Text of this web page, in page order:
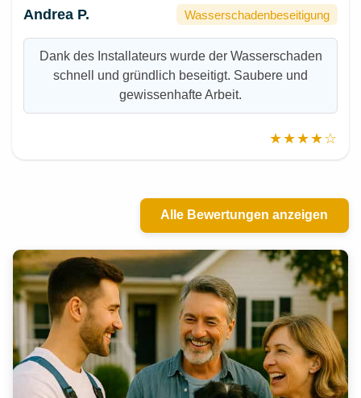
Andrea P. Wasserschadenbeseitigung
Dank des Installateurs wurde der Wasserschaden
schnell und gründlich beseitigt. Saubere und
gewissenhafte Arbeit.
★★★★☆
Alle Bewertungen anzeigen